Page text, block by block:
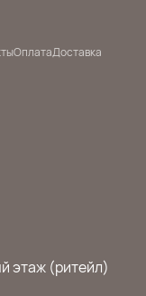
ОплатаДоставка
этаж (ритейл)